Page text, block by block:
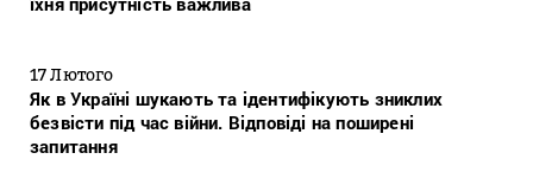
17 Лютого
Як в Україні шукають та ідентифікують зниклих
безвісти під час війни. Відповіді на поширені
запитання